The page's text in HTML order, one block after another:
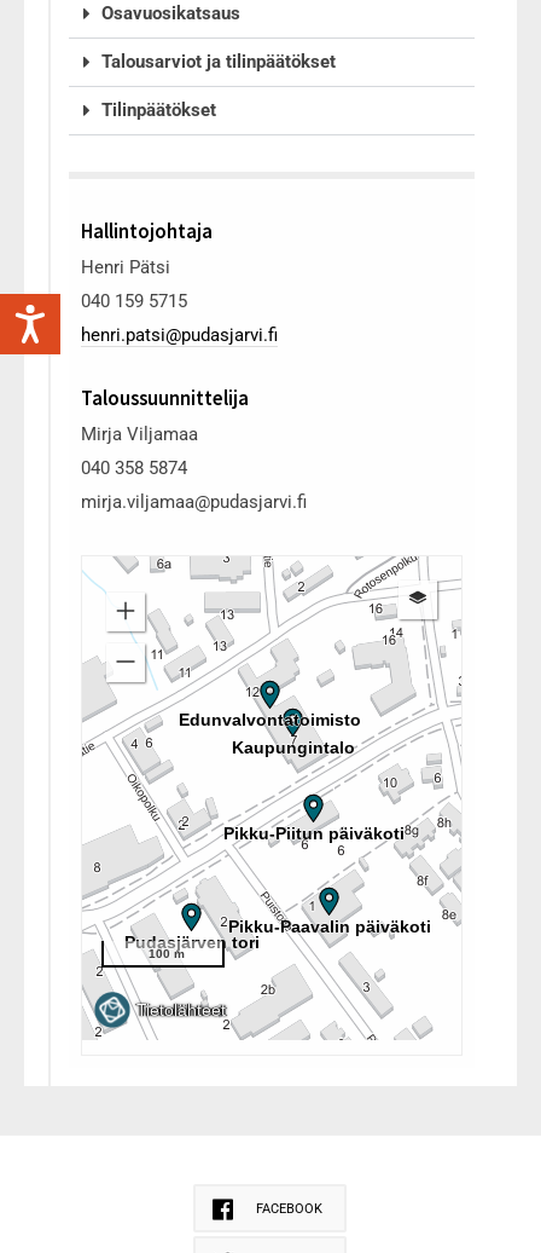
Osavuosikatsaus
Talousarviot ja tilinpäätökset
Tilinpäätökset
Hallintojohtaja
Henri Pätsi
040 159 5715
henri.patsi@pudasjarvi.fi
Taloussuunnittelija
Mirja Viljamaa
040 358 5874
mirja.viljamaa@pudasjarvi.fi
FACEBOOK